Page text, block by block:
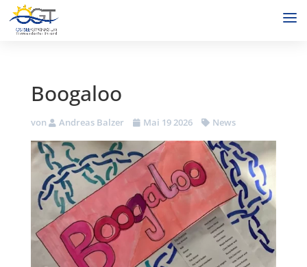
Boogaloo
von Andreas Balzer Mai 19 2026 News